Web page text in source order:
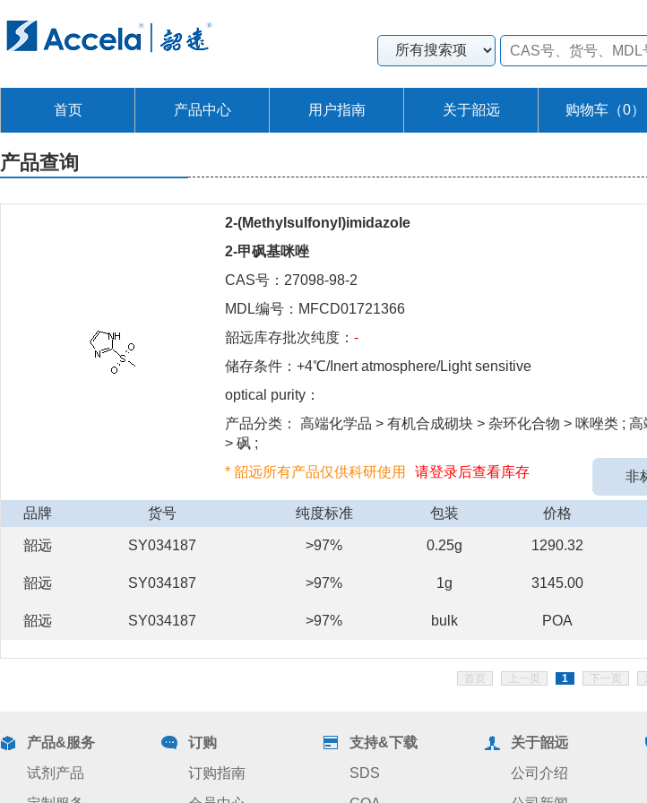
首页 产品中心 用户指南 关于韶远 购物车（0）
产品查询
2-(Methylsulfonyl)imidazole
2-甲砜基咪唑
CAS号：27098-98-2
MDL编号：MFCD01721366
韶远库存批次纯度： -
储存条件：+4℃/Inert atmosphere/Light sensitive
optical purity：
产品分类： 高端化学品 > 有机合成砌块 > 杂环化合物 > 咪唑类 ;
> 砜 ;
* 韶远所有产品仅供科研使用
请登录后查看库存 非
品牌 货号 纯度标准 包装 价格
韶远 SY034187 >97% 0.25g 1290.32
韶远 SY034187 >97% 1g 3145.00
韶远 SY034187 >97% bulk POA
首页 上一页 1 下一页
产品&服务
试剂产品
订购
订购指南
支持&下载
SDS
关于韶远
公司介绍